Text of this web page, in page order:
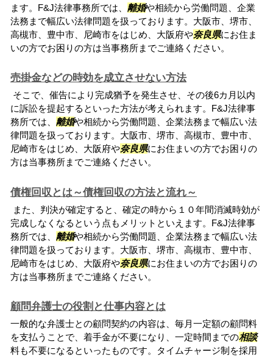
ます。F&J法律事務所では、 離婚や相続から労働問題、企業
法務まで幅広い法律問題を扱っております。大阪市、堺市、
高槻市、豊中市、尼崎市をはじめ、大阪府や奈良県にお住ま
いの方でお困りの方は当事務所までご連絡ください。
売掛金などの時効を成立させない方法
そこで、催告により完成猶予を発生させ、その後6カ月以内
に訴訟を提起するといった方法が考えられます。F&J法律事
務所では、 離婚や相続から労働問題、企業法務まで幅広い法
律問題を扱っております。大阪市、堺市、高槻市、豊中市、
尼崎市をはじめ、大阪府や奈良県にお住まいの方でお困りの
方は当事務所までご連絡ください。
債権回収とは～債権回収の方法と流れ～
また、判決が確定すると、確定の時から１０年間消滅時効が
完成しなくなるという点もメリットといえます。F&J法律事
務所では、 離婚や相続から労働問題、企業法務まで幅広い法
律問題を扱っております。大阪市、堺市、高槻市、豊中市、
尼崎市をはじめ、大阪府や奈良県にお住まいの方でお困りの
方は当事務所までご連絡ください。
顧問弁護士の役割と仕事内容とは
一般的な弁護士との顧問契約の内容は、毎月一定額の顧問料
を支払うことで、着手金が不要になり、一定時間までの相談
料も不要になるといったものです。タイムチャージ制を採用